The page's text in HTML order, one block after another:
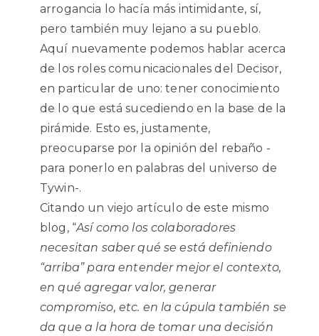
arrogancia lo hacía más intimidante, sí,
pero también muy lejano a su pueblo.
Aquí nuevamente podemos hablar acerca
de los roles comunicacionales del Decisor,
en particular de uno: tener conocimiento
de lo que está sucediendo en la base de la
pirámide. Esto es, justamente,
preocuparse por la opinión del rebaño -
para ponerlo en palabras del universo de
Tywin-.
Citando un viejo artículo de este mismo
blog, “Así como los colaboradores
necesitan saber qué se está definiendo
“arriba” para entender mejor el contexto,
en qué agregar valor, generar
compromiso, etc. en la cúpula también se
da que a la hora de tomar una decisión